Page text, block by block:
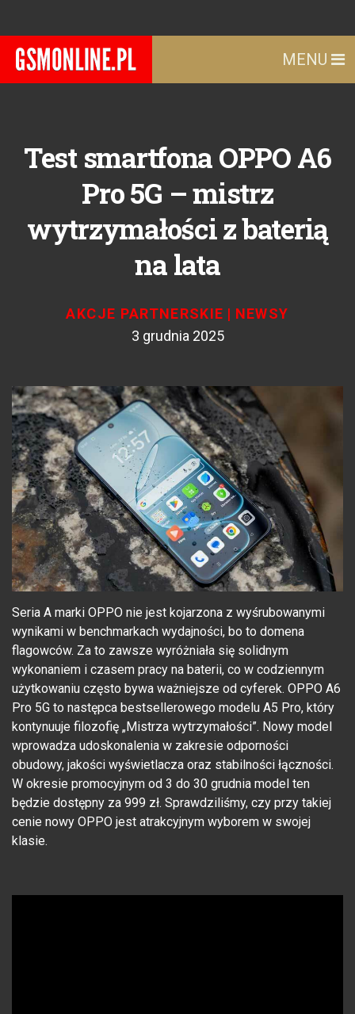
MENU
Test smartfona OPPO A6
Pro 5G – mistrz
wytrzymałości z baterią
na lata
AKCJE PARTNERSKIE | NEWSY
3 grudnia 2025
Seria A marki OPPO nie jest kojarzona z wyśrubowanymi
wynikami w benchmarkach wydajności, bo to domena
flagowców. Za to zawsze wyróżniała się solidnym
wykonaniem i czasem pracy na baterii, co w codziennym
użytkowaniu często bywa ważniejsze od cyferek. OPPO A6
Pro 5G to następca bestsellerowego modelu A5 Pro, który
kontynuuje filozofię „Mistrza wytrzymałości”. Nowy model
wprowadza udoskonalenia w zakresie odporności
obudowy, jakości wyświetlacza oraz stabilności łączności.
W okresie promocyjnym od 3 do 30 grudnia model ten
będzie dostępny za 999 zł. Sprawdziliśmy, czy przy takiej
cenie nowy OPPO jest atrakcyjnym wyborem w swojej
klasie.